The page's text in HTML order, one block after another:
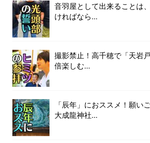
音羽屋として出来ることは
ければなら...
撮影禁止！高千穂で「天岩
倍楽しむ...
「辰年」におススメ！願い
大成龍神社...